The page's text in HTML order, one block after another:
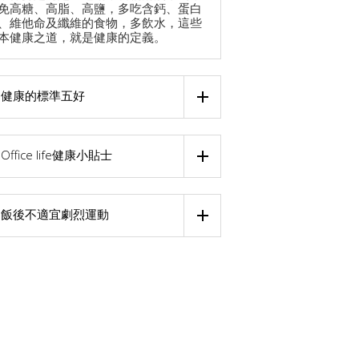
高糖、高脂、高鹽，多吃含鈣、蛋白
維他命及纖維的食物，多飲水，這些
健康之道，就是健康的定義。
健康的標準五好
Office life健康小貼士
飯後不適宜劇烈運動